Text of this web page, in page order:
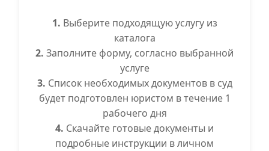
1. Выберите подходящую услугу из
каталога
2. Заполните форму, согласно выбранной
услуге
3. Список необходимых документов в суд
будет подготовлен юристом в течение 1
рабочего дня
4. Скачайте готовые документы и
подробные инструкции в личном